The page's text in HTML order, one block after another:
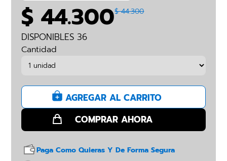
$ 44.300$ 44.300
DISPONIBLES 36
Cantidad
Paga Como Quieras Y De Forma Segura